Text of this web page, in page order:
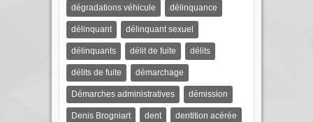
dégradations véhicule délinquance
délinquant délinquant sexuel
délinquants délit de fuite délits
délits de fuite démarchage
Démarches administratives démission
Denis Brogniart dent dentition acérée